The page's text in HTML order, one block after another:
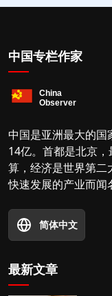
中国专栏作家
中国是亚洲最大的国
14亿。首都是北京
算，经济是世界第二
快速发展的产业而闻
简体中文
最新文章